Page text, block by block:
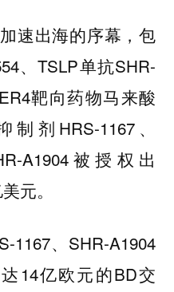
速出海的序幕，包
、TSLP单抗SHR-
靶向药物马来酸
剂HRS-1167、
A1904被授权出
元。
1167、SHR-A1904
14亿欧元的BD交